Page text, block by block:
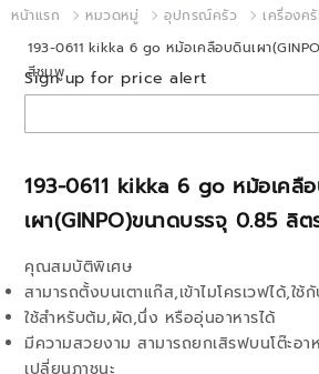
หน้าแรก หมวดหมู่ อุปกรณ์ครัว เครื่องค
193-0611 kikka 6 go หม้อเคลือบดินเผา
สีชมพู
193-0611 kikka 6 go หม้อเคลื
เผา(GINPO)ขนาดบรรจุ 0.85 ลิ
คุณสมบัติพิเศษ
สามารถตั้งบนเตาแก๊ส,เข้าไมโครเวฟได้,ใช้
ใช้สำหรับต้ม,ผัด,นึ่ง หรืออุ่นอาหารได้
มีความสวยงาม สามารถยกเสิรฟบนโต๊ะอา
เปลี่ยนภาชนะ
Sign up for price alert